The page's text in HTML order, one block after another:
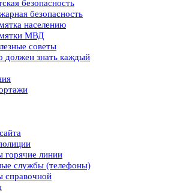
безопасность
безопасность
населению
МВД
советы
должен знать каждый
горячие линии
службы (телефоны)
справочной